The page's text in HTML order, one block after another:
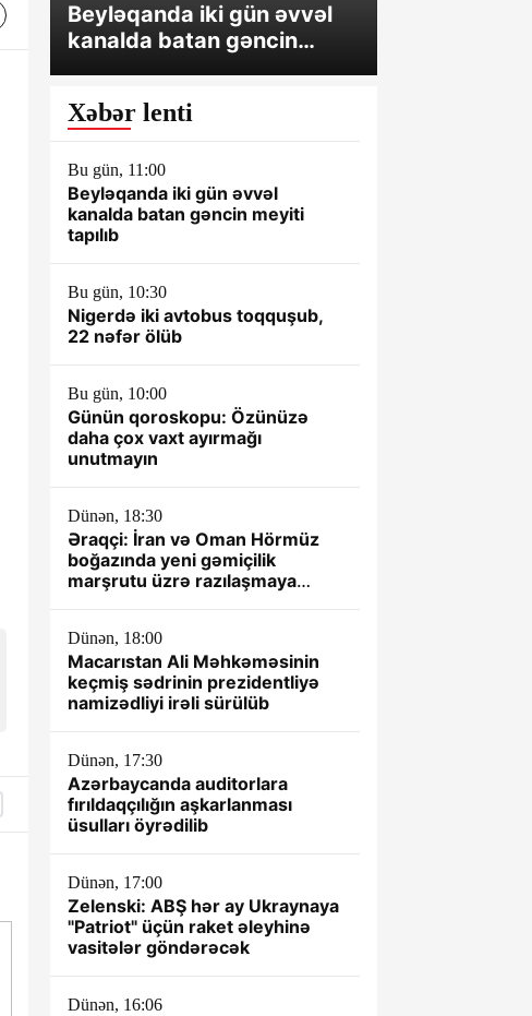
Beyləqanda iki gün əvvəl
kanalda batan gəncin
Xəbər lenti
Bu gün, 11:00
Beyləqanda iki gün əvvəl
kanalda batan gəncin meyiti
tapılıb
Bu gün, 10:30
Nigerdə iki avtobus toqquşub,
22 nəfər ölüb
Bu gün, 10:00
Günün qoroskopu: Özünüzə
daha çox vaxt ayırmağı
unutmayın
Dünən, 18:30
Əraqçi: İran və Oman Hörmüz
boğazında yeni gəmiçilik
marşrutu üzrə razılaşmaya
Dünən, 18:00
Macarıstan Ali Məhkəməsinin
keçmiş sədrinin prezidentliyə
namizədliyi irəli sürülüb
Dünən, 17:30
Azərbaycanda auditorlara
fırıldaqçılığın aşkarlanması
üsulları öyrədilib
Dünən, 17:00
Zelenski: ABŞ hər ay Ukraynaya
"Patriot" üçün raket əleyhinə
vasitələr göndərəcək
Dünən, 16:06